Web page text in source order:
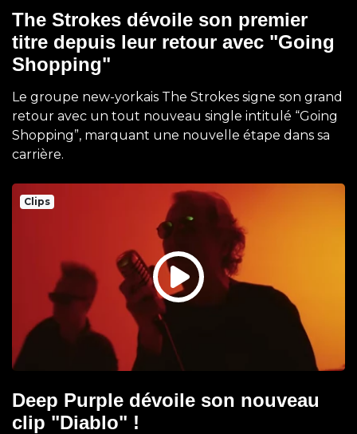
The Strokes dévoile son premier
titre depuis leur retour avec "Going
Shopping"
Le groupe new-yorkais The Strokes signe son grand
retour avec un tout nouveau single intitulé “Going
Shopping”, marquant une nouvelle étape dans sa
carrière.
Clips
Deep Purple dévoile son nouveau
clip "Diablo" !